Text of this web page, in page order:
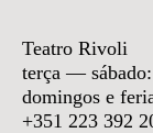
Teatro Rivoli
terça —
domingos e
+351 223 392